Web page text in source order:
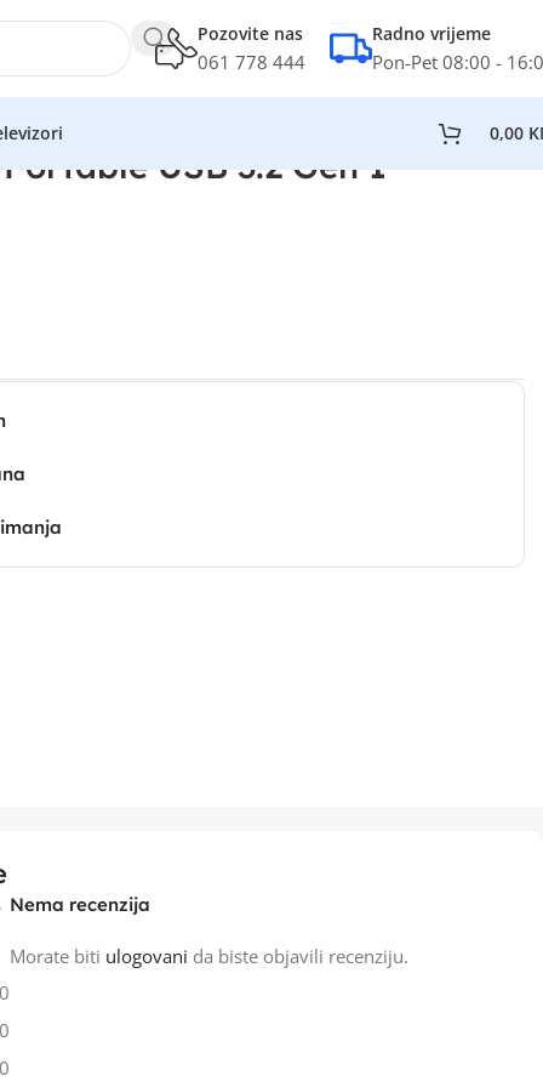
Pozovite nas
061 778 444
Radno vrijeme
Pon-Pet 08:00 -
0,00
USB 3.2 Gen 1
0
0
0
Nema recenzija
Morate biti ulogovani da biste objavili recenziju.